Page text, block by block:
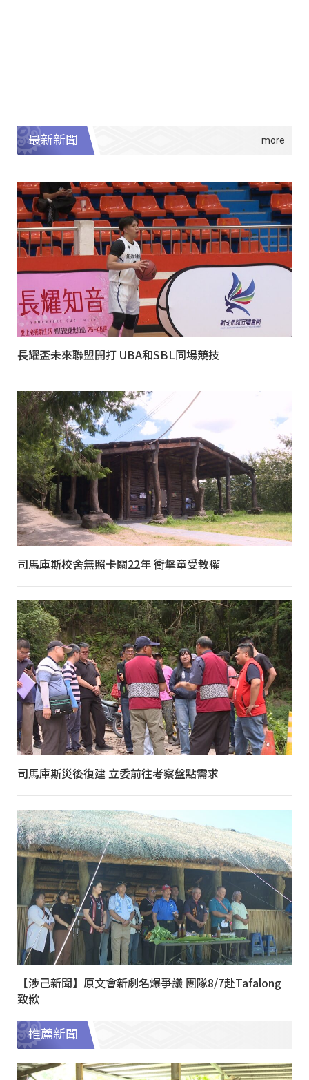
最新新聞
長耀盃未來聯盟開打 UBA和SBL同場競技
司馬庫斯校舍無照卡關22年 衝擊童受教權
司馬庫斯災後復建 立委前往考察盤點需求
【涉己新聞】原文會新劇名爆爭議 團隊8/7赴Tafalong
致歉
推薦新聞